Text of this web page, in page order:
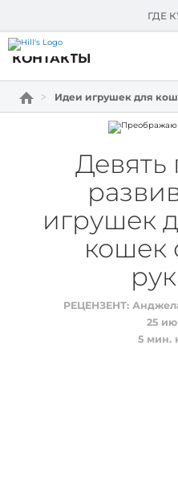
ГДЕ
КОНТАКТЫ
Идеи игрушек для
Девять
игрушек
кошек
РЕЦЕНЗЕНТ:
25
5 мин.